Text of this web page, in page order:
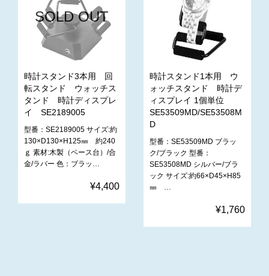
SOLD OUT
時計スタンド3本用 回
転スタンド ウォッチス
タンド 時計ディスプレ
イ SE2189005
型番：SE2189005 サイズ:約
130×D130×H125㎜ 約240
ｇ 素材:木製（ベース台）/合
金/ラバー 色：ブラッ…
¥4,400
時計スタンド1本用 ウ
ォッチスタンド 時計デ
ィスプレイ 1個単位
SE53509MD/SE53508M
D
型番：SE53509MD ブラッ
ク/ブラック 型番：
SE53508MD シルバー/ブラ
ック サイズ:約66×D45×H85
㎜ …
¥1,760